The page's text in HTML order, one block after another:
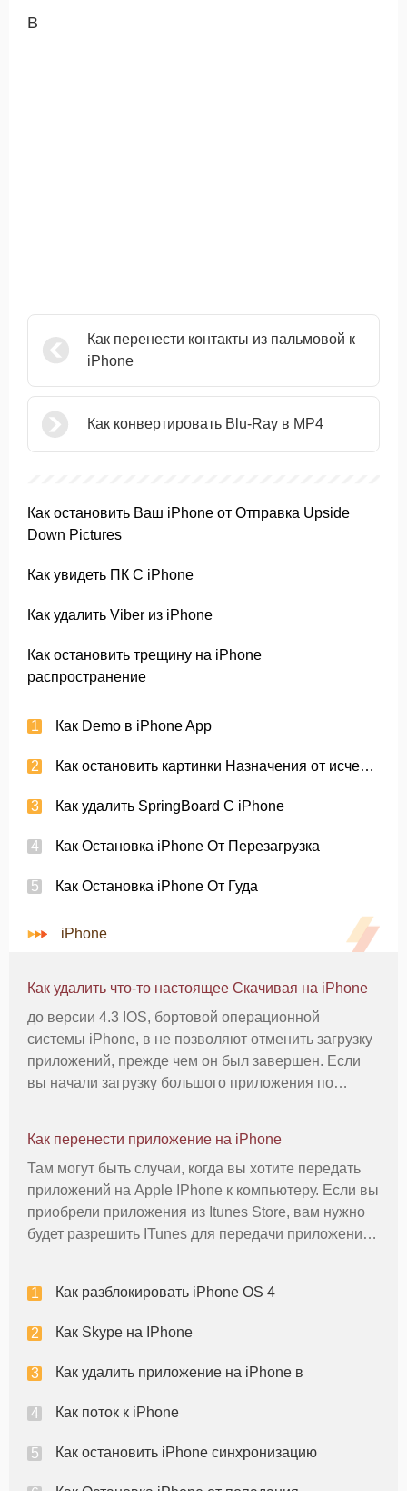
В
Как перенести контакты из пальмовой к
iPhone
Как конвертировать Blu-Ray в MP4
Как остановить Ваш iPhone от Отправка Upside
Down Pictures
Как увидеть ПК С iPhone
Как удалить Viber из iPhone
Как остановить трещину на iPhone
распространение
Как Demo в iPhone App
Как остановить картинки Назначения от исчезновения
Как удалить SpringBoard С iPhone
Как Остановка iPhone От Перезагрузка
Как Остановка iPhone От Гуда
iPhone
Как удалить что-то настоящее Скачивая на iPhone
до версии 4.3 IOS, бортовой операционной
системы iPhone, в не позволяют отменить загрузку
приложений, прежде чем он был завершен. Если
вы начали загрузку большого приложения по
полностью загружены и устан
Как перенести приложение на iPhone
Там могут быть случаи, когда вы хотите передать
приложений на Apple IPhone к компьютеру. Если вы
приобрели приложения из Itunes Store, вам нужно
будет разрешить ITunes для передачи приложений
записей ITunes, ч
Как разблокировать iPhone OS 4
Как Skype на IPhone
Как удалить приложение на iPhone в
Как поток к iPhone
Как остановить iPhone синхронизацию